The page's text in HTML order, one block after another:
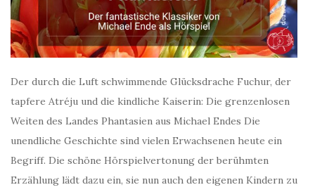
Der durch die Luft schwimmende Glücksdrache Fuchur, der
tapfere Atréju und die kindliche Kaiserin: Die grenzenlosen
Weiten des Landes Phantasien aus Michael Endes Die
unendliche Geschichte sind vielen Erwachsenen heute ein
Begriff. Die schöne Hörspielvertonung der berühmten
Erzählung lädt dazu ein, sie nun auch den eigenen Kindern zu